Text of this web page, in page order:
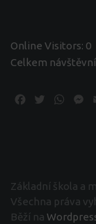
Online Visitors: 0
Celkem
Facebook
Twitter
Základní škola a
Všechna práva
Běží na